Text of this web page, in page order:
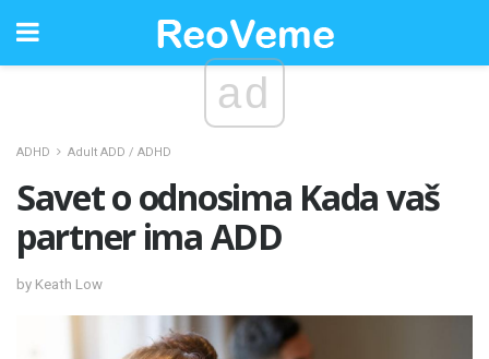
ad
ADHD Adult ADD / ADHD
Savet o odnosima Kada vaš
partner ima ADD
by Keath Low